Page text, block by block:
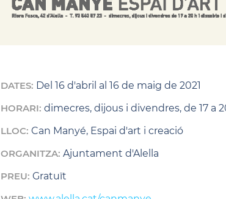
DATES: Del 16 d'abril al 16 de maig de 2021
HORARI: dimecres, dijous i divendres, de 17 a
LLOC: Can Manyé, Espai d'art i creació
ORGANITZA: Ajuntament d'Alella
PREU: Gratuït